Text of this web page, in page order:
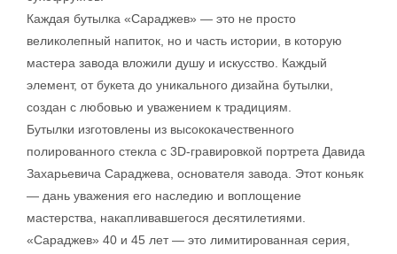
Каждая бутылка «Сараджев» — это не просто
великолепный напиток, но и часть истории, в которую
мастера завода вложили душу и искусство. Каждый
элемент, от букета до уникального дизайна бутылки,
создан с любовью и уважением к традициям.
Бутылки изготовлены из высококачественного
полированного стекла с 3D-гравировкой портрета Давида
Захарьевича Сараджева, основателя завода. Этот коньяк
— дань уважения его наследию и воплощение
мастерства, накапливавшегося десятилетиями.
«Сараджев» 40 и 45 лет — это лимитированная серия,